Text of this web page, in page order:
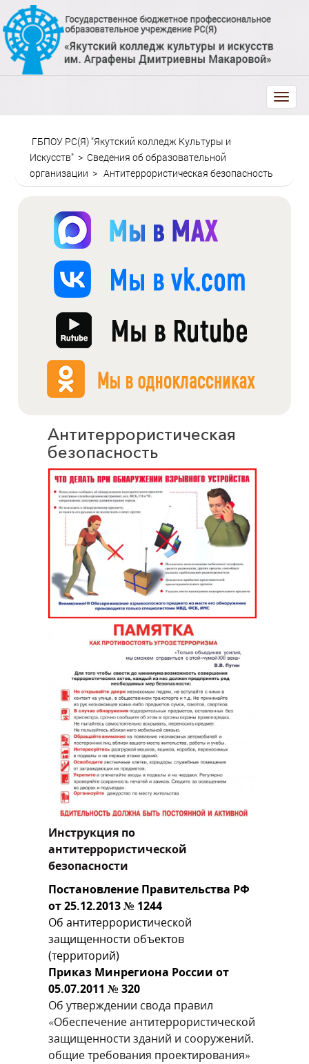
trk
ГБПОУ РС(Я) "Якутский колледж Культуры и
Искусств" > Сведения об образовательной
организации > Антитеррористическая безопасность
Антитеррористическая
безопасность
Инструкция по
антитеррористической
безопасности
Постановление Правительства РФ
от 25.12.2013 № 1244
Об антитеррористической
защищенности объектов
(территорий)
Приказ Минрегиона России от
05.07.2011 № 320
Об утверждении свода правил
«Обеспечение антитеррористической
защищенности зданий и сооружений.
общие требования проектирования»